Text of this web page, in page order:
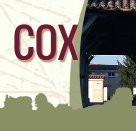
COX
site officiel